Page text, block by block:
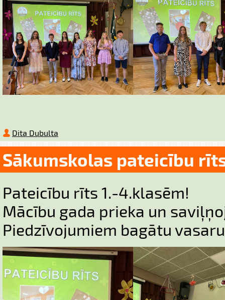
Dita Dubulta
Sākumskolas pateicību
Pateicību rīts 1.-4.klasēm!
Mācību gada prieka un
Piedzīvojumiem bagātu